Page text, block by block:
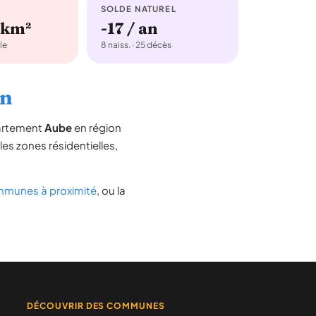
SOLDE NATUREL
-17 / an
8 naiss. · 25 décès
Aubeen région
zones résidentielles,
à proximité, ou la
DÉCOUVRIR DES COMMUNES